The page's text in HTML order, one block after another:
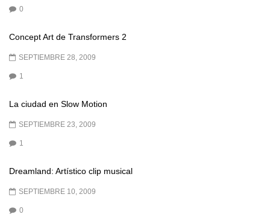
0
Concept Art de Transformers 2
SEPTIEMBRE 28, 2009
1
La ciudad en Slow Motion
SEPTIEMBRE 23, 2009
1
Dreamland: Artístico clip musical
SEPTIEMBRE 10, 2009
0